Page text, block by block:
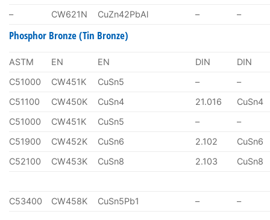
–
CW621N CuZn42PbAl – –
Phosphor Bronze (Tin Bronze)
ASTM EN EN DIN
DIN
C51000
CW451K CuSn5 –
–
C51100
CW450K CuSn4 21.016
CuSn4
C51000
CW451K CuSn5 –
–
C51900
CW452K CuSn6 2.102
CuSn6
C52100
CW453K CuSn8 2.103 CuSn8
C53400 CW458K CuSn5Pb1 – –